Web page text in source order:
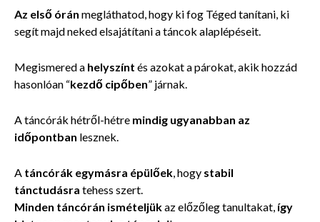
Az első órán megláthatod, hogy ki fog Téged tanítani, ki
segít majd neked elsajátítani a táncok alaplépéseit.
Megismered a helyszínt és azokat a párokat, akik hozzád
hasonlóan “kezdő cipőben” járnak.
A táncórák hétről-hétre mindig ugyanabban az
időpontban lesznek.
A táncórák egymásra épülőek, hogy stabil
tánctudásra tehess szert.
Minden táncórán ismételjükaz előzőleg tanultakat, így